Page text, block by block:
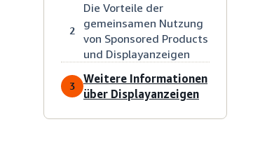
2
Die Vorteile der
gemeinsamen Nutzung
von Sponsored Products
und Displayanzeigen
3
Weitere Informationen
über Displayanzeigen